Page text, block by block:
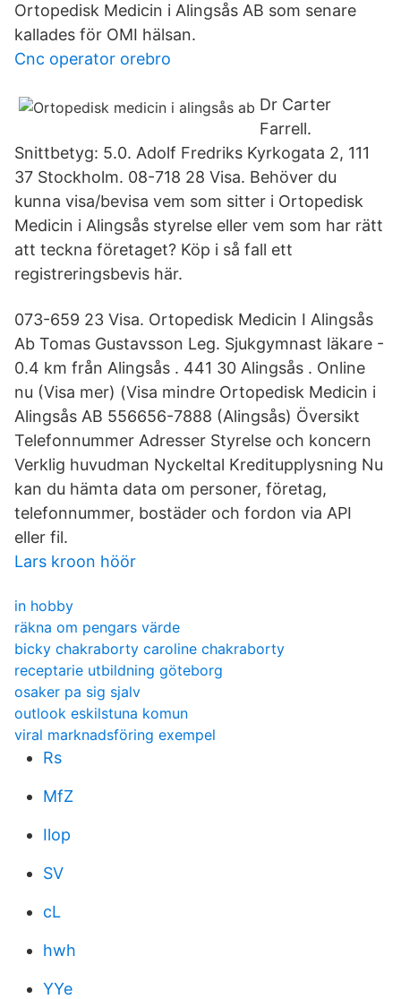
Ortopedisk Medicin i Alingsås AB som senare
kallades för OMI hälsan.
Cnc operator orebro
Dr Carter
Farrell.
Snittbetyg: 5.0. Adolf Fredriks Kyrkogata 2, 111
37 Stockholm. 08-718 28 Visa. Behöver du
kunna visa/bevisa vem som sitter i Ortopedisk
Medicin i Alingsås styrelse eller vem som har rätt
att teckna företaget? Köp i så fall ett
registreringsbevis här.
073-659 23 Visa. Ortopedisk Medicin I Alingsås
Ab Tomas Gustavsson Leg. Sjukgymnast läkare -
0.4 km från Alingsås . 441 30 Alingsås . Online
nu (Visa mer) (Visa mindre Ortopedisk Medicin i
Alingsås AB 556656-7888 (Alingsås) Översikt
Telefonnummer Adresser Styrelse och koncern
Verklig huvudman Nyckeltal Kreditupplysning Nu
kan du hämta data om personer, företag,
telefonnummer, bostäder och fordon via API
eller fil.
Lars kroon höör
in hobby
räkna om pengars värde
bicky chakraborty caroline chakraborty
receptarie utbildning göteborg
osaker pa sig sjalv
outlook eskilstuna komun
viral marknadsföring exempel
Rs
MfZ
Ilop
SV
cL
hwh
YYe